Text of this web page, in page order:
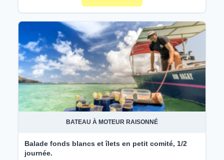
BATEAU À MOTEUR RAISONNÉ
Balade fonds blancs et îlets en petit comité, 1/2
journée.